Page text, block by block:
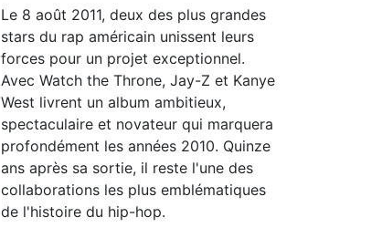
Le 8 août 2011, deux des plus grandes
stars du rap américain unissent leurs
forces pour un projet exceptionnel.
Avec Watch the Throne, Jay-Z et Kanye
West livrent un album ambitieux,
spectaculaire et novateur qui marquera
profondément les années 2010. Quinze
ans après sa sortie, il reste l'une des
collaborations les plus emblématiques
de l'histoire du hip-hop.